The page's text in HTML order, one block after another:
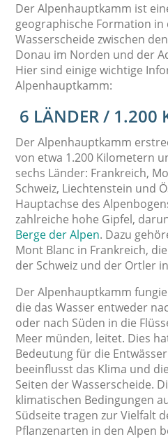
Der Alpenhauptkamm ist
geographische Formation in
Wasserscheide zwischen
Donau im Norden und der
Hier sind einige wichtige
Alpenhauptkamm:
6 LÄNDER / 1.200
Der Alpenhauptkamm
von etwa 1.200 Kilometern
sechs Länder: Frankreich,
Schweiz, Liechtenstein und
Hauptachse des
zahlreiche hohe Gipfel,
Berge der Alpen. Dazu
Mont Blanc in Frankreich,
der Schweiz und der Ortler
Der Alpenhauptkamm
die das Wasser entweder
oder nach Süden in die
Meer münden, leitet. Dies
Bedeutung für die
beeinflusst das Klima und
Seiten der Wasserscheide.
klimatischen Bedingungen
Südseite tragen zur Vielfalt
Pflanzenarten in den Alpen